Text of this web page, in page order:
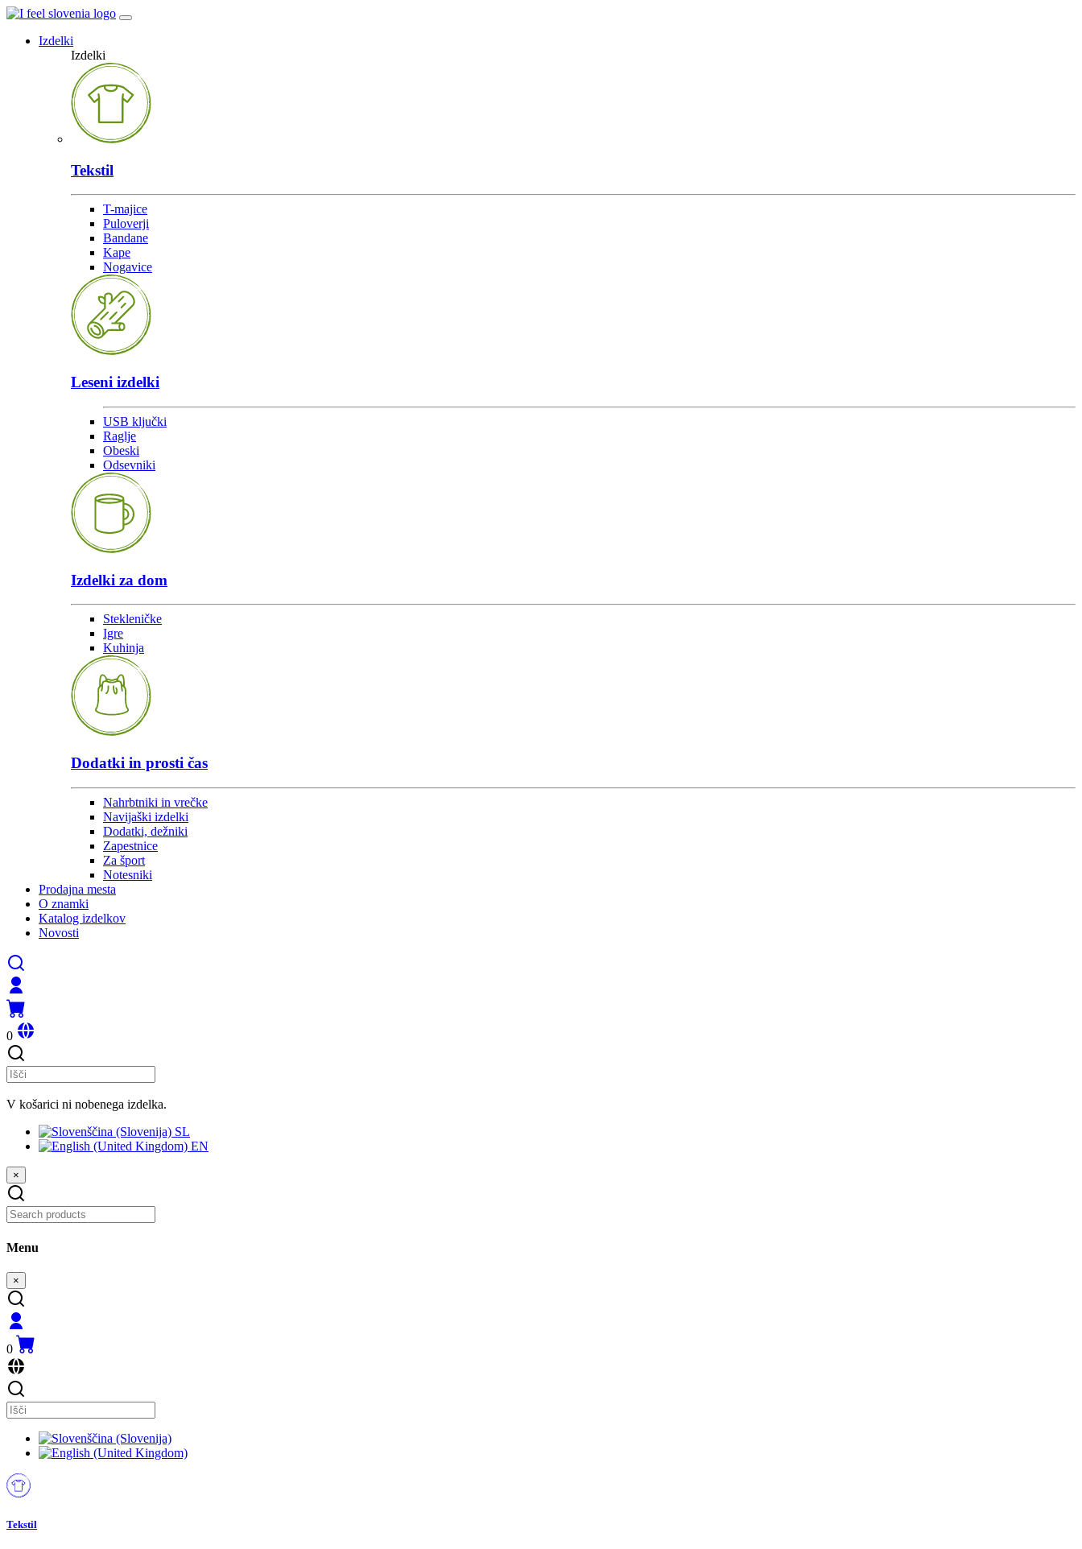
Izdelki
Izdelki
Tekstil
T-majice
Puloverji
Bandane
Kape
Nogavice
Leseni izdelki
USB ključki
Raglje
Obeski
Odsevniki
Izdelki za dom
Stekleničke
Igre
Kuhinja
Dodatki in prosti čas
Nahrbtniki in vrečke
Navijaški izdelki
Dodatki, dežniki
Zapestnice
Za šport
Notesniki
Prodajna mesta
O znamki
Katalog izdelkov
Novosti
0
V košarici ni nobenega izdelka.
SL
EN
×
Menu
×
0
Tekstil